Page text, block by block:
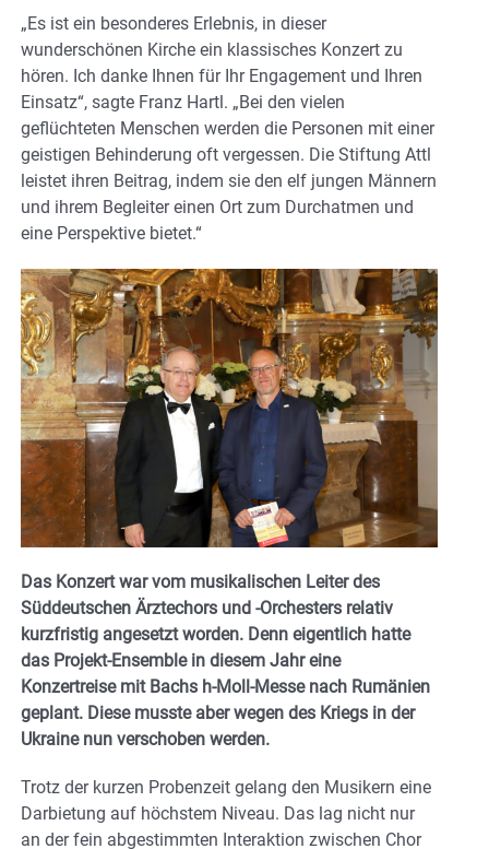
„Es ist ein besonderes Erlebnis, in dieser
wunderschönen Kirche ein klassisches Konzert zu
hören. Ich danke Ihnen für Ihr Engagement und Ihren
Einsatz“, sagte Franz Hartl. „Bei den vielen
geflüchteten Menschen werden die Personen mit einer
geistigen Behinderung oft vergessen. Die Stiftung Attl
leistet ihren Beitrag, indem sie den elf jungen Männern
und ihrem Begleiter einen Ort zum Durchatmen und
eine Perspektive bietet.“
Das Konzert war vom musikalischen Leiter des
Süddeutschen Ärztechors und -Orchesters relativ
kurzfristig angesetzt worden. Denn eigentlich hatte
das Projekt-Ensemble in diesem Jahr eine
Konzertreise mit Bachs h-Moll-Messe nach Rumänien
geplant. Diese musste aber wegen des Kriegs in der
Ukraine nun verschoben werden.
Trotz der kurzen Probenzeit gelang den Musikern eine
Darbietung auf höchstem Niveau. Das lag nicht nur
an der fein abgestimmten Interaktion zwischen Chor